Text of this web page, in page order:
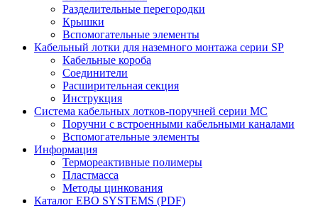
Разделительные перегородки
Крышки
Вспомогательные элементы
Кабельный лотки для наземного монтажа серии SP
Кабельные короба
Соединители
Расширительная секция
Инструкция
Система кабельных лотков-поручней серии MC
Поручни с встроенными кабельными каналами
Вспомогательные элементы
Информация
Термореактивные полимеры
Пластмасса
Методы цинкования
Каталог EBO SYSTEMS (PDF)